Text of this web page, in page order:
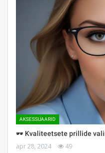
AKSESSUAARID
🕶 Kvaliteetsete prillide
apr 28, 2024 49